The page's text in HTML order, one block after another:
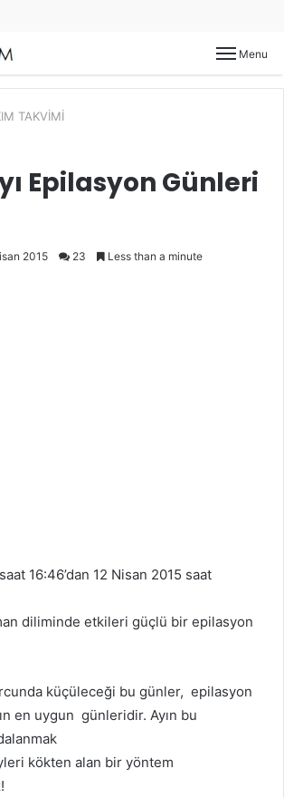
Menu
TAKVİMİ
Epilasyon Günleri
2015 23 Less than a minute
16:46’dan 12 Nisan 2015 saat
diliminde etkileri güçlü bir epilasyon
küçüleceği bu günler, epilasyon
en uygun günleridir. Ayın bu
kökten alan bir yöntem